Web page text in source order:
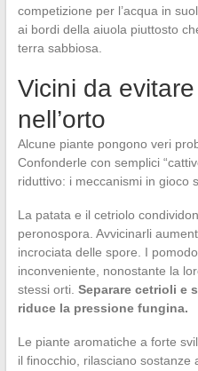
competizione per l’acqua in
ai bordi della aiuola piuttosto
terra sabbiosa.
Vicini da
nell’orto
Alcune piante pongono veri
Confonderle con semplici
riduttivo: i meccanismi in gioco
La patata e il cetriolo
peronospora. Avvicinarli
incrociata delle spore. I
inconveniente, nonostante la
stessi orti. Separare cetrioli e
riduce la pressione fungina.
Le piante aromatiche a forte
il finocchio, rilasciano sostanze